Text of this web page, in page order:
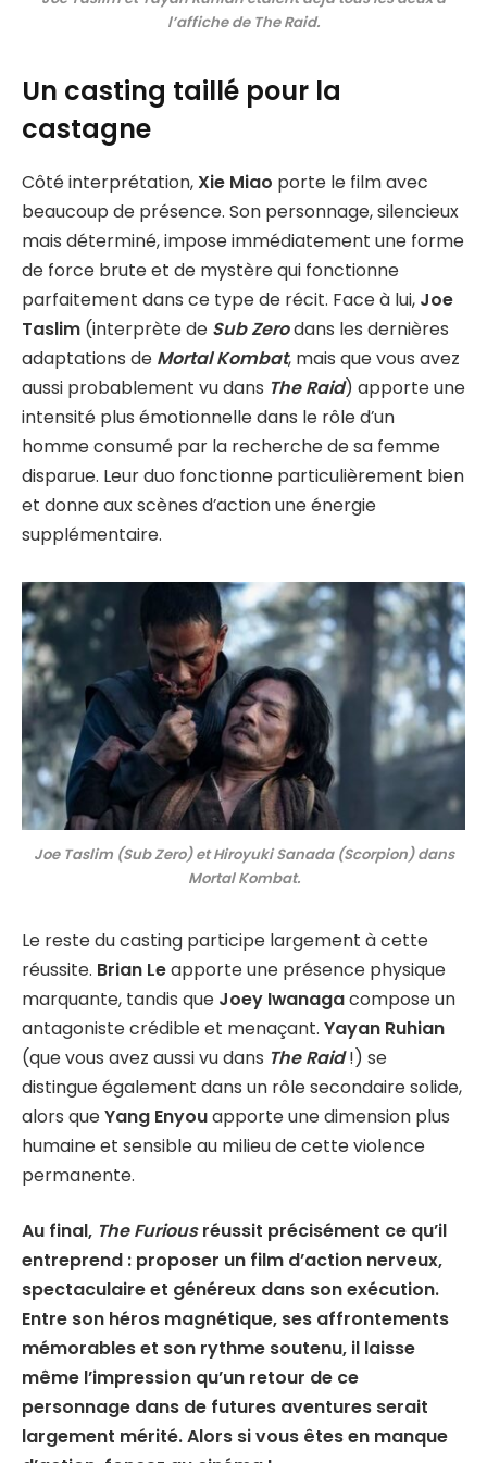
l’affiche de The Raid.
Un casting taillé pour la
castagne
Côté interprétation,Xie Miao porte le film avec
beaucoup de présence. Son personnage, silencieux
mais déterminé, impose immédiatement une forme
de force brute et de mystère qui fonctionne
parfaitement dans ce type de récit. Face à lui, Joe
Taslim (interprète de Sub Zerodans les dernières
adaptations de Mortal Kombat, mais que vous avez
aussi probablement vu dans The Raid) apporte une
intensité plus émotionnelle dans le rôle d’un
homme consumé par la recherche de sa femme
disparue. Leur duo fonctionne particulièrement bien
et donne aux scènes d’action une énergie
supplémentaire.
Joe Taslim (Sub Zero) et Hiroyuki Sanada (Scorpion) dans
Mortal Kombat.
Le reste du casting participe largement à cette
réussite. Brian Leapporte une présence physique
marquante, tandis que Joey Iwanagacompose un
antagoniste crédible et menaçant. Yayan Ruhian
(que vous avez aussi vu dans The Raid!) se
distingue également dans un rôle secondaire solide,
alors queYang Enyouapporte une dimension plus
humaine et sensible au milieu de cette violence
permanente.
Au final, The Furiousréussit précisément ce qu’il
entreprend : proposer un film d’action nerveux,
spectaculaire et généreux dans son exécution.
Entre son héros magnétique, ses affrontements
mémorables et son rythme soutenu, il laisse
même l’impression qu’un retour de ce
personnage dans de futures aventures serait
largement mérité. Alors si vous êtes en manque